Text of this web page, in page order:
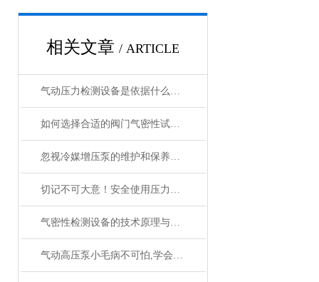
相关文章 / ARTICLE
气动压力检测设备是依据什么原理进行工作的？
如何选择合适的阀门气密性试验机？关键因素全解析
忽视冷媒增压泵的维护和保养后果很严重
切记不可大意！安全使用压力表校核试验台
气密性检测设备的技术原理与优势​
气动高压泵小毛病不可怕,学会维修常识即可